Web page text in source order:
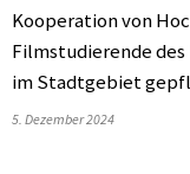
Kooperation von
Filmstudierende
im Stadtgebiet
5. Dezember 2024